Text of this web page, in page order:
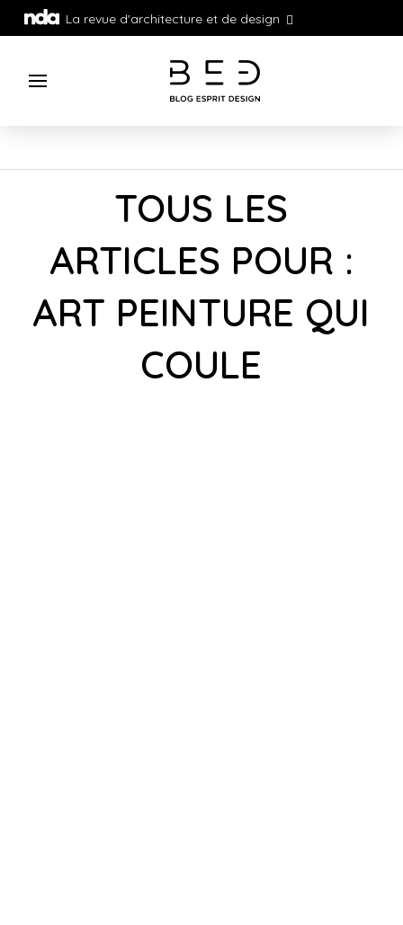
La revue d'architecture et de design
TOUS LES
ARTICLES POUR :
ART PEINTURE QUI
COULE